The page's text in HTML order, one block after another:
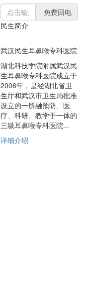
免费回电
民生简介
武汉民生耳鼻喉专科医院
湖北科技学院附属武汉民
生耳鼻喉专科医院成立于
2006年，是经湖北省卫
生厅和武汉市卫生局批准
设立的一所融预防、医
疗、科研、教学于一体的
三级耳鼻喉专科医院...
详细介绍